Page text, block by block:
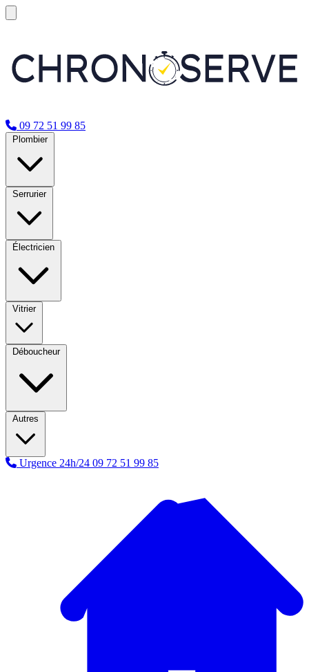
09 72 51 99 85
Plombier
Serrurier
Électricien
Vitrier
Déboucheur
Autres
Urgence 24h/24 09 72 51 99 85